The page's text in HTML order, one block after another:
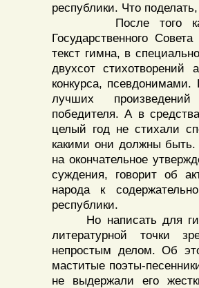
республики. Что
После того как в
Государственного
текст гимна, в
двухсот стихотворений
конкурса,
лучших
победителя. А в
целый год не стихали
какими они должны быть.
на окончательное
суждения, говорит об
народа к
республики.
Но написать для
литературной точки
непростым делом. Об
маститые поэты-
не выдержали его